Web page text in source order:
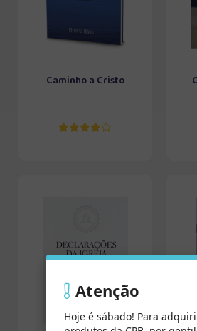
Caminho a Cristo
Atenção
Hoje é sábado! Para